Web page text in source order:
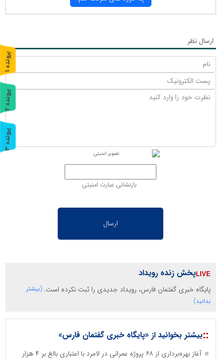
ارسال نظر
بازنشانی عبارت امنیتی
پخش زنده رویداد
پایگاه خبری گفتمان فارس، رویداد جدیدی را ثبت نکرده است. (بیشتر
بدانید)
::بیشتر بخوانید از «پایگاه خبری گفتمان فارس»
آغاز بهره‌برداری از ۶۸ پروژه عمرانی در لامرد با اعتباری بالغ بر ۴ هزار
پ
ر
و
ن
د
ه
1
پ
ر
و
ن
د
ه
2
پ
ر
و
ن
د
ه
3